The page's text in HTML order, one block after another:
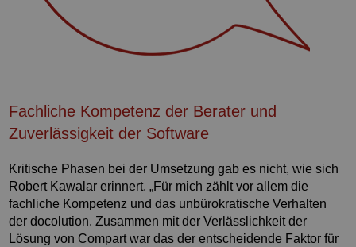
Fachliche Kompetenz der Berater und
Zuverlässigkeit der Software
Kritische Phasen bei der Umsetzung gab es nicht, wie sich
Robert Kawalar erinnert. „Für mich zählt vor allem die
fachliche Kompetenz und das unbürokratische Verhalten
der docolution. Zusammen mit der Verlässlichkeit der
Lösung von Compart war das der entscheidende Faktor für